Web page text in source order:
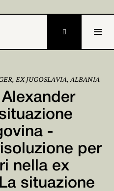


EX JUGOSLAVIA, ALBANIA
-
per
nella ex
situazione